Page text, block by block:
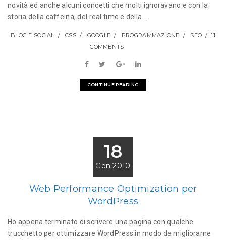
novità ed anche alcuni concetti che molti ignoravano e con la
storia della caffeina, del real time e della...
BLOG E SOCIAL CSS GOOGLE PROGRAMMAZIONE SEO
11
COMMENTS
CONTINUE READING
18
Gen 2010
Web Performance Optimization per
WordPress
Ho appena terminato di scrivere una pagina con qualche
trucchetto per ottimizzare WordPress in modo da migliorarne